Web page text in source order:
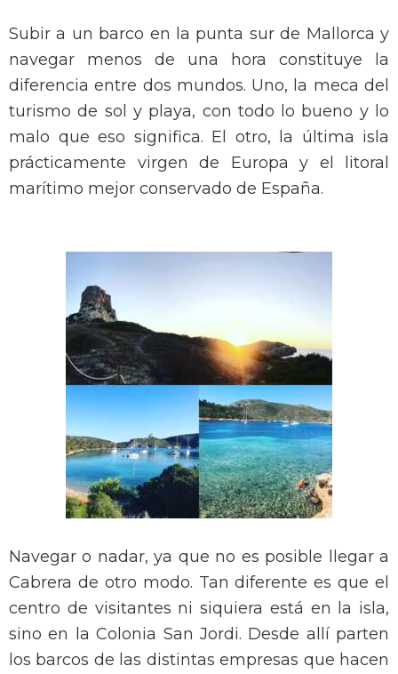
Subir a un barco en la punta sur de Mallorca y
navegar menos de una hora constituye la
diferencia entre dos mundos. Uno, la meca del
turismo de sol y playa, con todo lo bueno y lo
malo que eso significa. El otro, la última isla
prácticamente virgen de Europa y el litoral
marítimo mejor conservado de España.
Navegar o nadar, ya que no es posible llegar a
Cabrera de otro modo. Tan diferente es que el
centro de visitantes ni siquiera está en la isla,
sino en la Colonia San Jordi. Desde allí parten
los barcos de las distintas empresas que hacen